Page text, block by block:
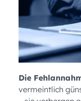
Die
vermeintlich